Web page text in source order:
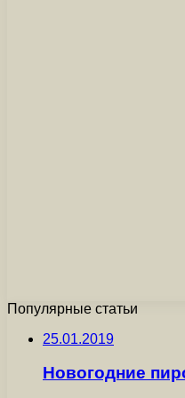
Популярные статьи
25.01.2019
Новогодние